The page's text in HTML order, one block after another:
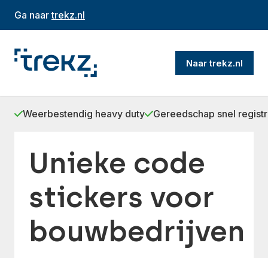
Ga naartrekz.nl
Naar trekz.nl
Weerbestendig heavy duty Gereedschap snel
Unieke code
stickers voor
bouwbedrijven